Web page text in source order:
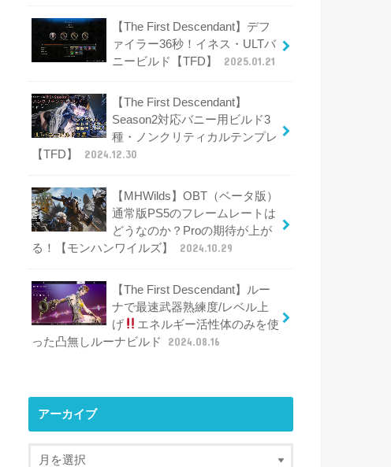
【The First Descendant】デフ
ァイラー36秒！イネス・ULTバ
ニービルド【TFD】
2025.01.21
【The First Descendant】
Season2対応バニー用ビルド3
種・ノンクリティカルテンプレ
【TFD】
2024.12.30
【MHWilds】OBT（ベータ版）
通常版PS5のフレームレートは
どうなのか？Proの期待が上が
る！【モンハンワイルズ】
2024.10.29
【The First Descendant】ルー
ナで最速武器熟練度/レベル上
げ
エネルギー活性体のみを使
った凸無しルーナビルド
2024.08.16
アーカイブ